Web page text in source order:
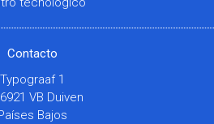
Contacto
Typograaf 1
VB Duiven
Bajos